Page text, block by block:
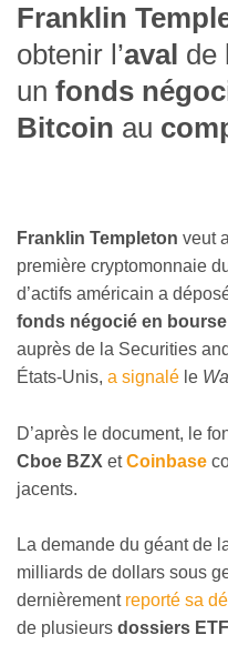
Franklin
obtenir l’aval de
un fonds
Bitcoin au
Franklin Templeton veut
première cryptomonnaie
d’actifs américain a
fonds négocié en
auprès de la Securities
États-Unis, a signalé le
D’après le document, le
Cboe BZX etCoinbase
jacents.
La demande du géant de
milliards de dollars sous
dernièrement reporté sa
de plusieurs dossiers